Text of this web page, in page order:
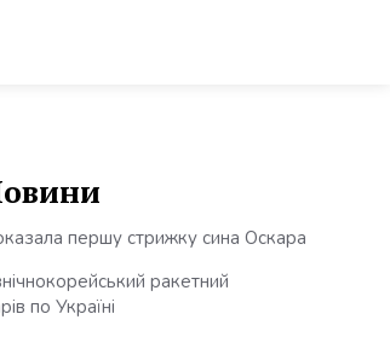
першу стрижку сина Оскара
ракетний
по Україні